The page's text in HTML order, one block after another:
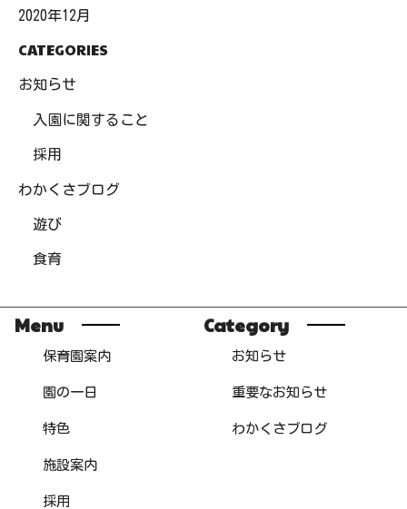
2020年12月
CATEGORIES
お知らせ
入園に関すること
採用
わかくさブログ
遊び
食育
Menu
保育園案内
園の一日
特色
施設案内
採用
Category
お知らせ
重要なお知らせ
わかくさブログ